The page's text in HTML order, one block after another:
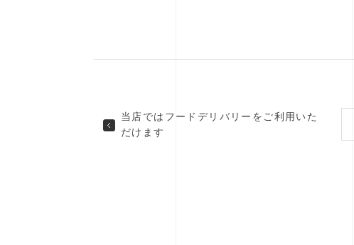
当店ではフードデリバリーをご利用いた
だけます